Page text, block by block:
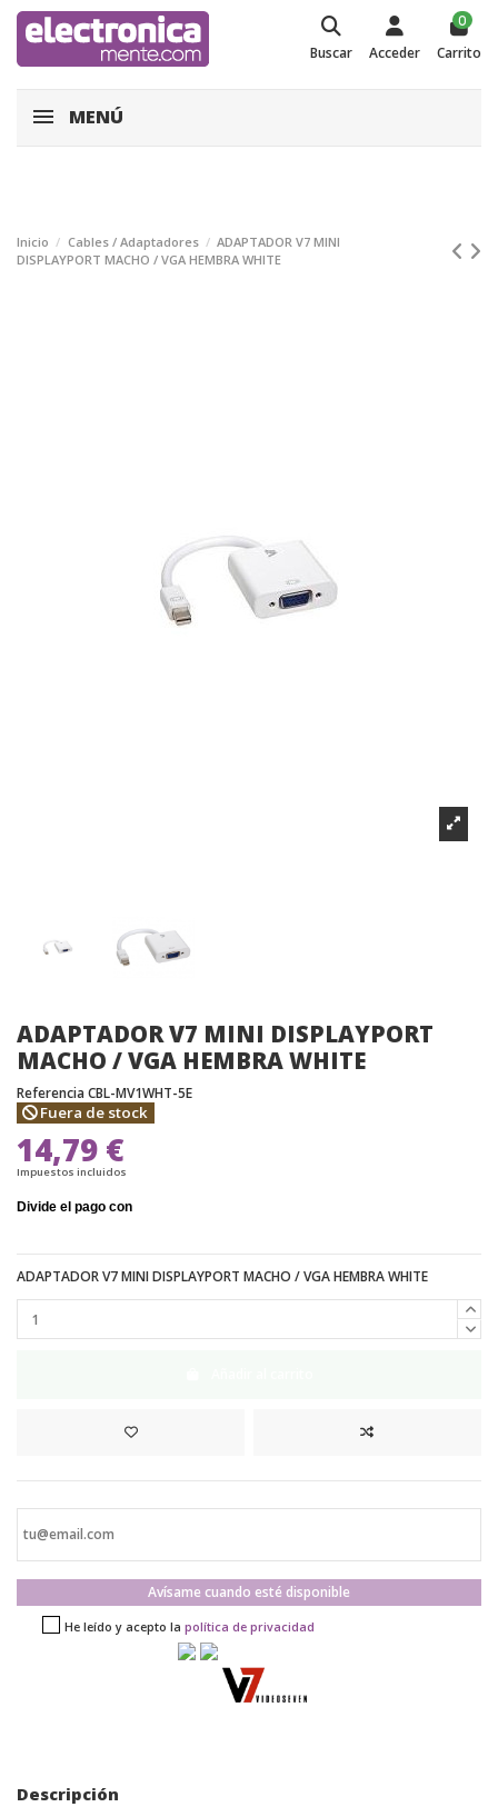
Buscar Acceder
0
Carrito
MENÚ
Inicio Cables / Adaptadores
ADAPTADOR V7 MINI
DISPLAYPORT MACHO / VGA HEMBRA WHITE
ADAPTADOR V7 MINI DISPLAYPORT
MACHO / VGA HEMBRA WHITE
Referencia CBL-MV1WHT-5E
Fuera de stock
14,79 €
Impuestos incluidos
ADAPTADOR V7 MINI DISPLAYPORT MACHO / VGA HEMBRA WHITE
Avísame cuando esté disponible
He leído y acepto la política de privacidad
Descripción